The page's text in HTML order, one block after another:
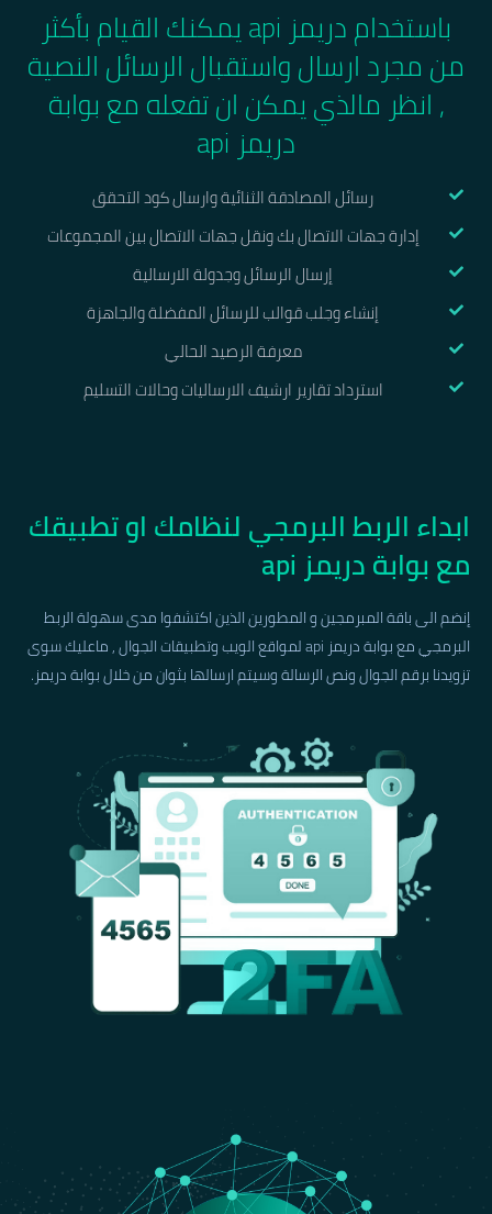
باستخدام دريمز api يمكنك القيام بأكثر
من مجرد ارسال واستقبال الرسائل النصية
, انظر مالذي يمكن ان تفعله مع بوابة
دريمز api
رسائل المصادقة الثنائية وارسال كود التحقق
إدارة جهات الاتصال بك ونقل جهات الاتصال بين المجموعات
إرسال الرسائل وجدولة الارسالية
إنشاء وجلب قوالب للرسائل المفضلة والجاهزة
معرفة الرصيد الحالي
استرداد تقارير ارشيف الارساليات وحالات التسليم
ابداء الربط البرمجي لنظامك او تطبيقك
مع بوابة دريمز api
إنضم الى باقة المبرمجين و المطورين الذين اكتشفوا مدى سهولة الربط
البرمجي مع بوابة دريمز api لمواقع الويب وتطبيقات الجوال , ماعليك سوى
تزويدنا برقم الجوال ونص الرسالة وسيتم ارسالها بثوان من خلال بوابة دريمز.